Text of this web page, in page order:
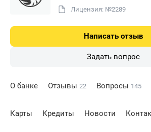
Лицензия: №2289
Написать отзыв
Задать вопрос
О банке Отзывы 22 Вопросы 145
Карты Кредиты Новости